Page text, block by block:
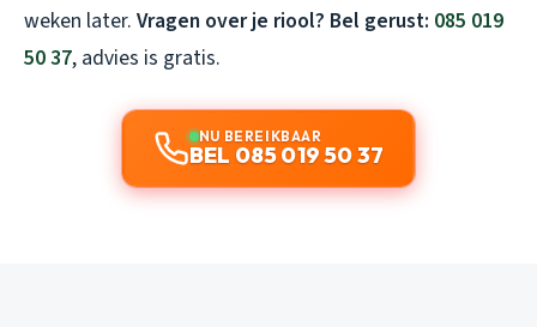
weken later. Vragen over je riool? Bel gerust: 085 019
50 37, advies is gratis.
NU BEREIKBAAR
BEL 085 019 50 37